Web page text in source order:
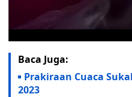
Baca Juga:
Prakiraan Cuaca
2023